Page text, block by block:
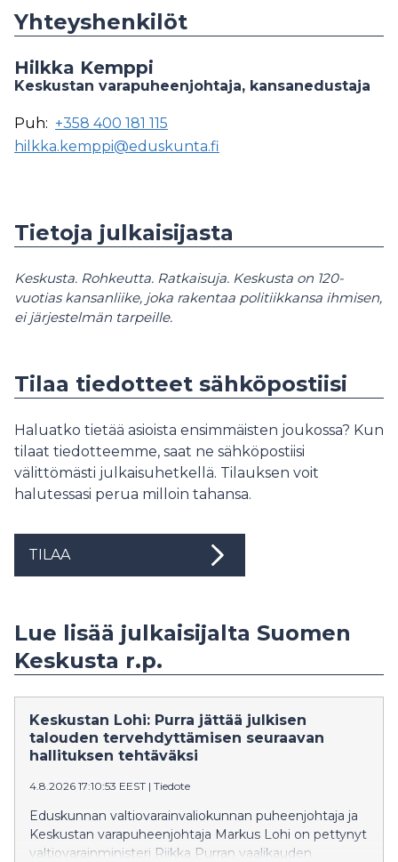
Yhteyshenkilöt
Hilkka Kemppi
Keskustan varapuheenjohtaja, kansanedustaja
Puh: +358 400 181 115
hilkka.kemppi@eduskunta.fi
Tietoja julkaisijasta
Keskusta. Rohkeutta. Ratkaisuja. Keskusta on 120-
vuotias kansanliike, joka rakentaa politiikkansa ihmisen,
ei järjestelmän tarpeille.
Tilaa tiedotteet sähköpostiisi
Haluatko tietää asioista ensimmäisten joukossa? Kun
tilaat tiedotteemme, saat ne sähköpostiisi
välittömästi julkaisuhetkellä. Tilauksen voit
halutessasi perua milloin tahansa.
TILAA
Lue lisää julkaisijalta Suomen
Keskusta r.p.
Keskustan Lohi: Purra jättää julkisen
talouden tervehdyttämisen seuraavan
hallituksen tehtäväksi
4.8.2026 17:10:53 EEST | Tiedote
Eduskunnan valtiovarainvaliokunnan puheenjohtaja ja
Keskustan varapuheenjohtaja Markus Lohi on pettynyt
valtiovarainministeri Riikka Purran vaalikauden